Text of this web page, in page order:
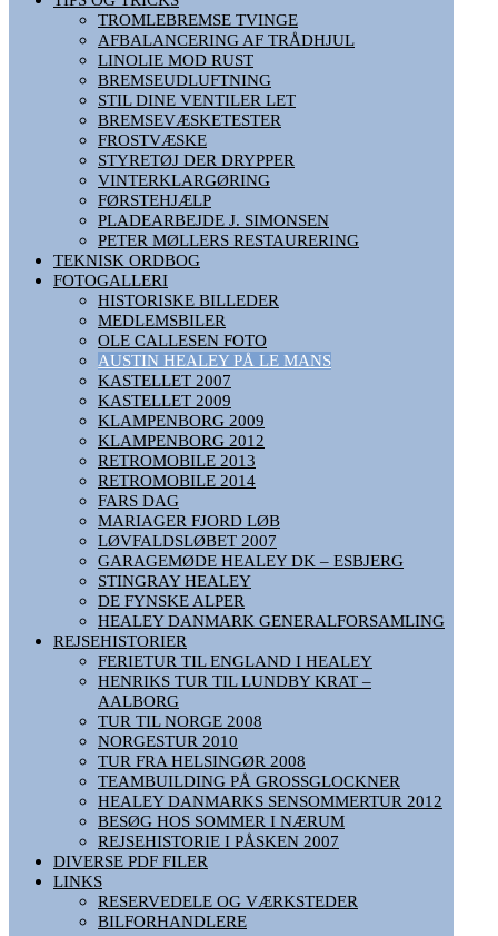
TROMLEBREMSE TVINGE
AFBALANCERING AF TRÅDHJUL
LINOLIE MOD RUST
BREMSEUDLUFTNING
STIL DINE VENTILER LET
BREMSEVÆSKETESTER
FROSTVÆSKE
STYRETØJ DER DRYPPER
VINTERKLARGØRING
FØRSTEHJÆLP
PLADEARBEJDE J. SIMONSEN
PETER MØLLERS RESTAURERING
TEKNISK ORDBOG
FOTOGALLERI
HISTORISKE BILLEDER
MEDLEMSBILER
OLE CALLESEN FOTO
AUSTIN HEALEY PÅ LE MANS
KASTELLET 2007
KASTELLET 2009
KLAMPENBORG 2009
KLAMPENBORG 2012
RETROMOBILE 2013
RETROMOBILE 2014
FARS DAG
MARIAGER FJORD LØB
LØVFALDSLØBET 2007
GARAGEMØDE HEALEY DK – ESBJERG
STINGRAY HEALEY
DE FYNSKE ALPER
HEALEY DANMARK GENERALFORSAMLING
REJSEHISTORIER
FERIETUR TIL ENGLAND I HEALEY
HENRIKS TUR TIL LUNDBY KRAT –
AALBORG
TUR TIL NORGE 2008
NORGESTUR 2010
TUR FRA HELSINGØR 2008
TEAMBUILDING PÅ GROSSGLOCKNER
HEALEY DANMARKS SENSOMMERTUR 2012
BESØG HOS SOMMER I NÆRUM
REJSEHISTORIE I PÅSKEN 2007
DIVERSE PDF FILER
LINKS
RESERVEDELE OG VÆRKSTEDER
BILFORHANDLERE